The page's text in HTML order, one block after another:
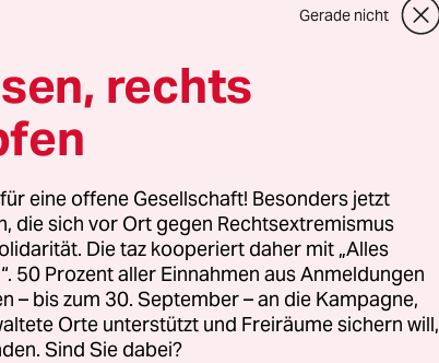
die vor Libyen
– zumindest
an, in Zukunft die Häfen
zu sperren, da die
von
als 12.000
eingetroffen, rechnet
Italien schon knapp
waren,
Gerade nicht
rechts
eine offene Gesellschaft! Besonders jetzt
die sich vor Ort gegen Rechtsextremismus
Die taz kooperiert daher mit „Alles
50 Prozent aller Einnahmen aus Anmeldungen
– bis zum 30. September – an die Kampagne,
Orte unterstützt und Freiräume sichern will,
Sind Sie dabei?